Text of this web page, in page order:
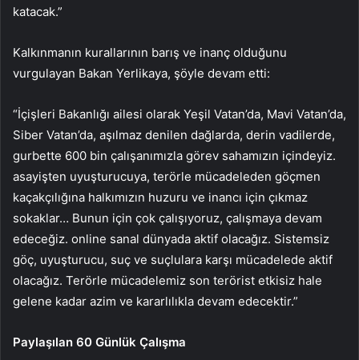
katacak.”
Kalkınmanın kurallarının barış ve inanç olduğunu
vurgulayan Bakan Yerlikaya, şöyle devam etti:
“İçişleri Bakanlığı ailesi olarak Yeşil Vatan’da, Mavi Vatan’da,
Siber Vatan’da, aşılmaz denilen dağlarda, derin vadilerde,
gurbette 600 bin çalışanımızla görev sahamızın içindeyiz.
asayişten uyuşturucuya, terörle mücadeleden göçmen
kaçakçılığına halkımızın huzuru ve inancı için çıkmaz
sokaklar… Bunun için çok çalışıyoruz, çalışmaya devam
edeceğiz. online sanal dünyada aktif olacağız. Sistemsiz
göç, uyuşturucu, suç ve suçlulara karşı mücadelede aktif
olacağız. Terörle mücadelemiz son terörist etkisiz hale
gelene kadar azim ve kararlılıkla devam edecektir.”
Paylaşılan 60 Günlük Çalışma